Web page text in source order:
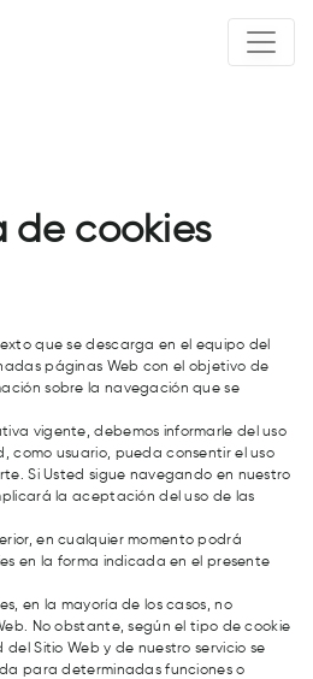
de cookies
que se descarga en el equipo del
páginas Web con el objetivo de
sobre la navegación que se
vigente, debemos informarle del uso
como usuario, pueda consentir el uso
Si Usted sigue navegando en nuestro
la aceptación del uso de las
en cualquier momento podrá
en la forma indicada en el presente
en la mayoría de los casos, no
No obstante, según el tipo de cookie
Sitio Web y de nuestro servicio se
para determinadas funciones o